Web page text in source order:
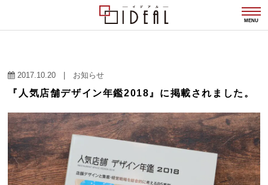
MENU
2017.10.20 お知らせ
『人気店舗デザイン年鑑2018』に掲載されました。